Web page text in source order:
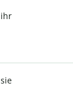
ihr
sie